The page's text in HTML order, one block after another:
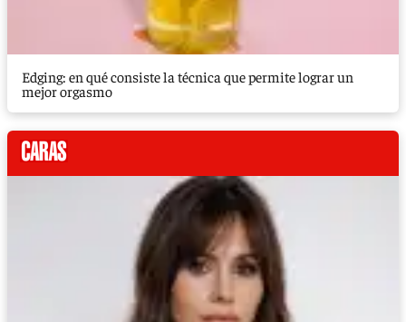
Edging: en qué consiste la técnica que permite lograr un
mejor orgasmo